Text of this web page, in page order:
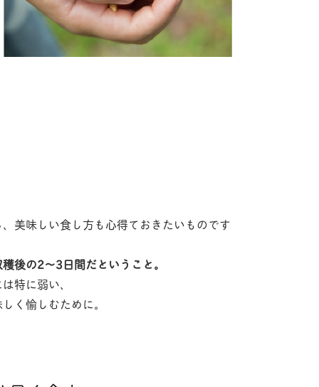
美味しい食し方も心得ておきたいものです
後の2〜3日間だということ。
特に弱い、
く愉しむために。